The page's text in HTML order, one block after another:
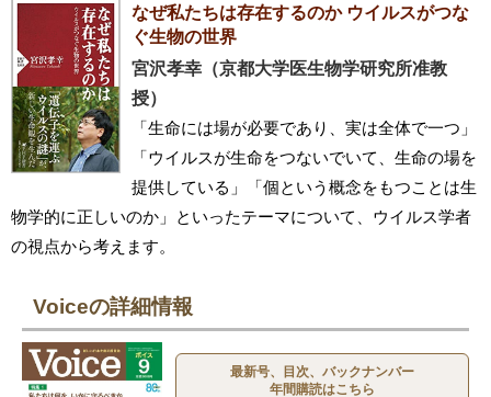
なぜ私たちは存在するのか ウイルスがつな
ぐ生物の世界
宮沢孝幸（京都大学医生物学研究所准教
授）
「生命には場が必要であり、実は全体で一つ」
「ウイルスが生命をつないでいて、生命の場を
提供している」「個という概念をもつことは生
物学的に正しいのか」といったテーマについて、ウイルス学者
の視点から考えます。
Voiceの詳細情報
最新号、目次、バックナンバー
年間購読はこちら